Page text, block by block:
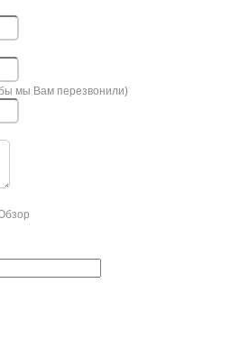
мы Вам перезвонили)